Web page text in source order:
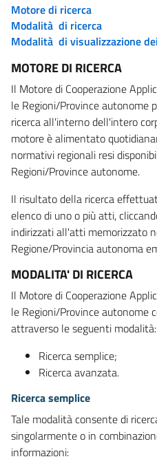
Motore di ricerca
Modalità di ricerca
Modalità di visualizzazione
MOTORE DI RICERCA
Il Motore di Cooperazione
le Regioni/Province autonome
ricerca all'interno dell'intero
motore è alimentato
normativi regionali resi
Regioni/Province autonome.
Il risultato della ricerca
elenco di uno o più atti,
indirizzati all'atti memorizzato
Regione/Provincia autonoma
MODALITA' DI RICERCA
Il Motore di Cooperazione
le Regioni/Province autonome
attraverso le seguenti modalità:
Ricerca semplice;
Ricerca avanzata.
Ricerca semplice
Tale modalità consente di
singolarmente o in
informazioni: